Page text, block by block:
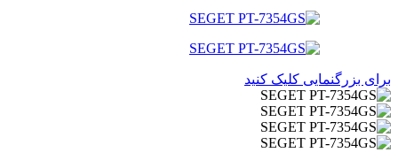
برای بزرگنمایی کلیک کنید